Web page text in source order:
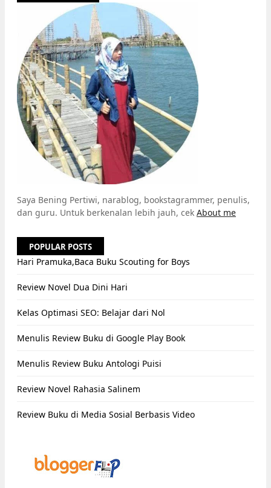
Saya Bening Pertiwi, narablog, bookstagrammer, penulis,
dan guru. Untuk berkenalan lebih jauh, cek About me
POPULAR POSTS
Hari Pramuka,Baca Buku Scouting for Boys
Review Novel Dua Dini Hari
Kelas Optimasi SEO: Belajar dari Nol
Menulis Review Buku di Google Play Book
Menulis Review Buku Antologi Puisi
Review Novel Rahasia Salinem
Review Buku di Media Sosial Berbasis Video